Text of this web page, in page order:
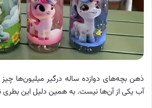
ذهن بچه‌های دوازده ساله درگیر میلیون‌ها
آب یکی از آن‌ها نیست. به همین دلیل این بطری